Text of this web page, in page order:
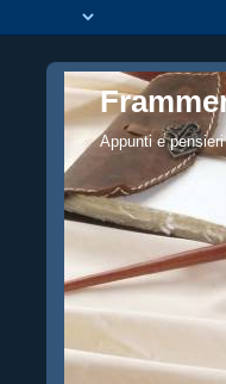
Appunti e pensieri